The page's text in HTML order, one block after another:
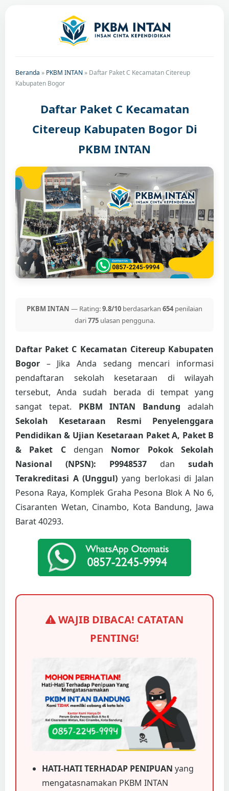
Beranda » PKBM INTAN » Daftar Paket C Kecamatan Citereup
Kabupaten Bogor
Daftar Paket C Kecamatan
Citereup Kabupaten Bogor Di
PKBM INTAN
PKBM INTAN — Rating:9.8/10 berdasarkan 654penilaian
dari775ulasan pengguna.
Daftar Paket C Kecamatan Citereup Kabupaten
Bogor – Jika Anda sedang mencari informasi
pendaftaran sekolah kesetaraan di wilayah
tersebut, Anda sudah berada di tempat yang
sangat tepat. PKBM INTAN Bandung adalah
Sekolah Kesetaraan Resmi Penyelenggara
Pendidikan & Ujian Kesetaraan Paket A, Paket B
& Paket Cdengan Nomor Pokok Sekolah
Nasional (NPSN): P9948537 dan sudah
Terakreditasi A (Unggul) yang berlokasi di Jalan
Pesona Raya, Komplek Graha Pesona Blok A No 6,
Cisaranten Wetan, Cinambo, Kota Bandung, Jawa
Barat 40293.
WAJIB DIBACA! CATATAN
PENTING!
HATI-HATI TERHADAP PENIPUAN yang
mengatasnamakan PKBM INTAN